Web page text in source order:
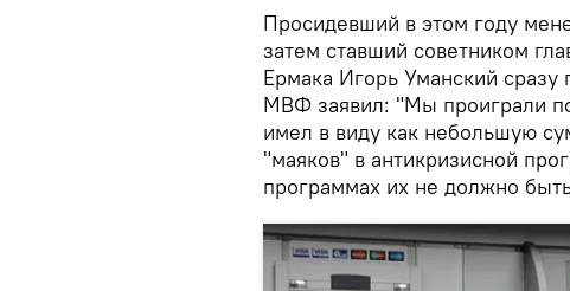
Просидевший в этом году
затем ставший советником
Ермака Игорь Уманский
МВФ заявил: "Мы проиграли
имел в виду как небольшую
"маяков" в антикризисной
программах их не должно